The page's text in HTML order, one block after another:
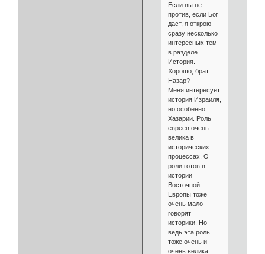
Если вы не
против, если Бог
даст, я открою
сразу несколько
интересных тем
в разделе
История.
Хорошо, брат
Назар?
Меня интересует
история Израиля,
но особенно
Хазарии. Роль
евреев очень
велика в
исторических
процессах. О
роли готов в
истории
Восточной
Европы тоже
очень мало
говорят
историки. Но
ведь эта роль
тоже очень и
очень велика.